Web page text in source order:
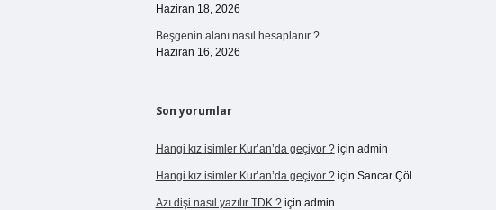
Haziran 18, 2026
Beşgenin alanı nasıl hesaplanır ?
Haziran 16, 2026
Son yorumlar
Hangi kız isimler Kur’an’da geçiyor ?için admin
Hangi kız isimler Kur’an’da geçiyor ?için Sancar Çöl
Azı dişi nasıl yazılır TDK ?için admin